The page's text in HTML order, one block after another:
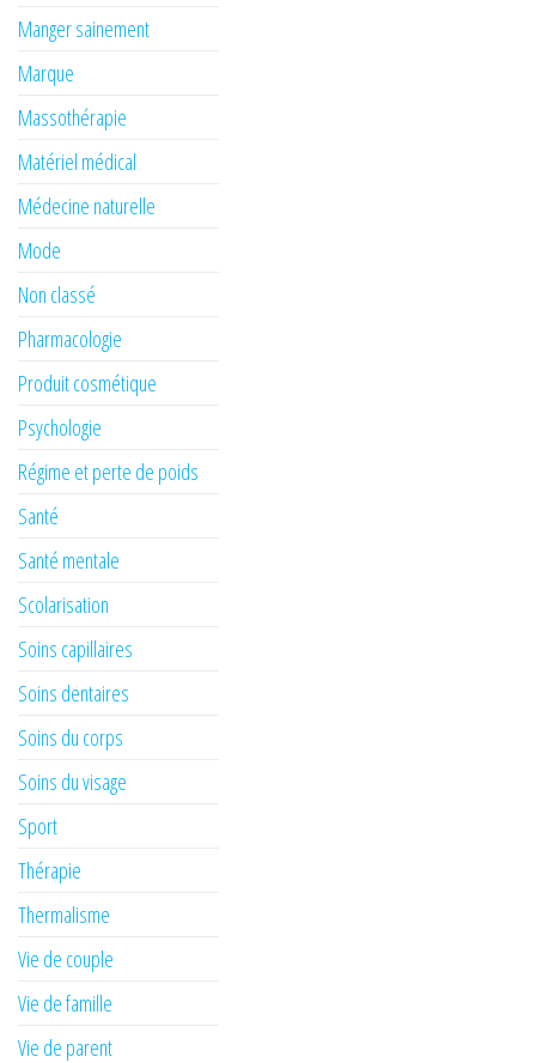
Manger sainement
Marque
Massothérapie
Matériel médical
Médecine naturelle
Mode
Non classé
Pharmacologie
Produit cosmétique
Psychologie
Régime et perte de poids
Santé
Santé mentale
Scolarisation
Soins capillaires
Soins dentaires
Soins du corps
Soins du visage
Sport
Thérapie
Thermalisme
Vie de couple
Vie de famille
Vie de parent